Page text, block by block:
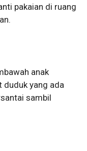
pakaian di ruang
anak
duduk yang ada
sambil